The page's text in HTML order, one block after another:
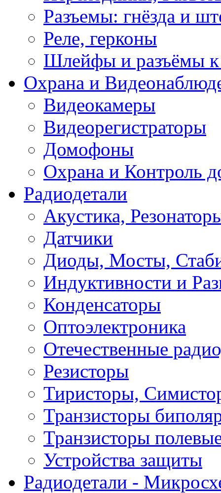
Разъемы: гнёзда и
Реле, герконы
Шлейфы и разъёмы
Охрана и
Видеокамеры
Видеорегистраторы
Домофоны
Охрана и Контроль
Радиодетали
Акустика,
Датчики
Диоды, Мосты,
Индуктивности и
Конденсаторы
Оптоэлектроника
Отечественные
Резисторы
Тиристоры,
Транзисторы
Транзисторы
Устройства защиты
Радиодетали -